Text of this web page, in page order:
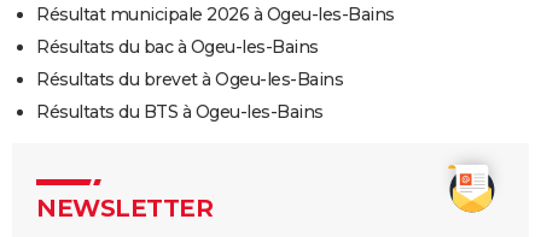
Résultat municipale 2026 à Ogeu-les-Bains
Résultats du bac à Ogeu-les-Bains
Résultats du brevet à Ogeu-les-Bains
Résultats du BTS à Ogeu-les-Bains
NEWSLETTER